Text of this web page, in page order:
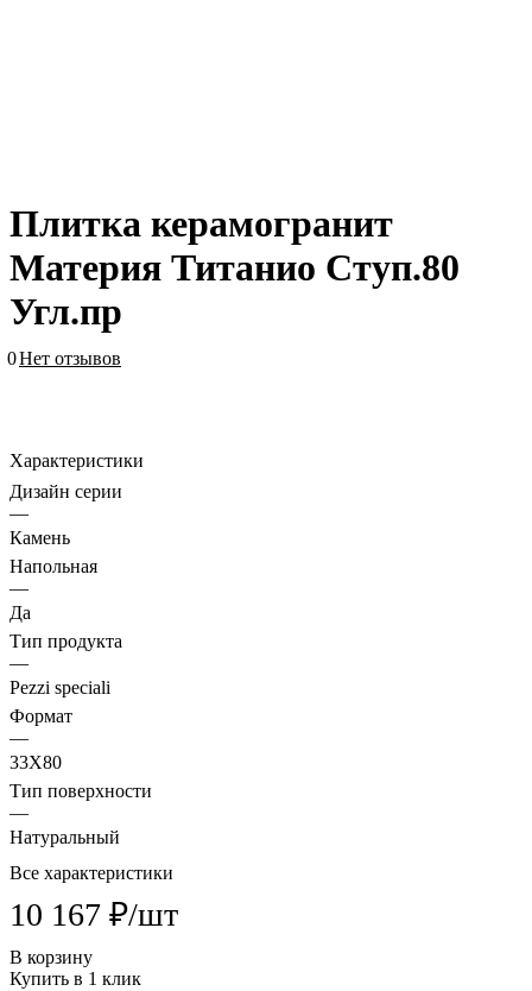
Плитка керамогранит
Материя Титанио Ступ.80
Угл.пр
0Нет отзывов
Характеристики
Дизайн серии
—
Камень
Напольная
—
Да
Тип продукта
—
Pezzi speciali
Формат
—
33X80
Тип поверхности
—
Натуральный
Все характеристики
10 167 ₽/шт
В корзину
Купить в 1 клик